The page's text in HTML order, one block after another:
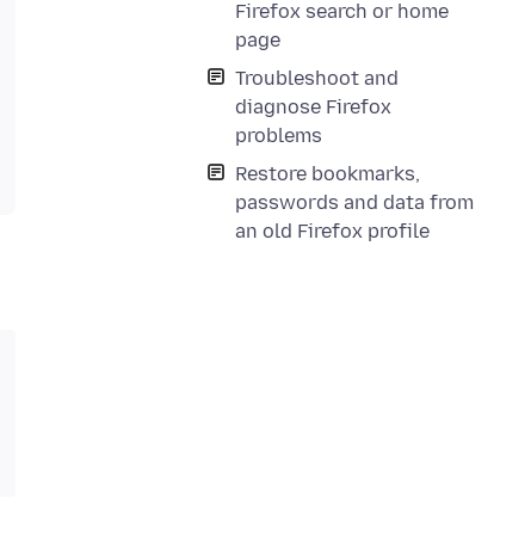
Firefox search or home
page
Troubleshoot and
diagnose Firefox
problems
Restore bookmarks,
passwords and data from
an old Firefox profile